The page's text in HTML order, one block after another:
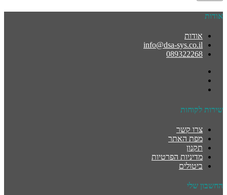
אודות
אודות
info@dsa-sys.co.il
089322268
שירות לקוחות
צרו קשר
מפת האתר
תקנון
מדיניות הפרטיות
ביטולים
החשבון שלי